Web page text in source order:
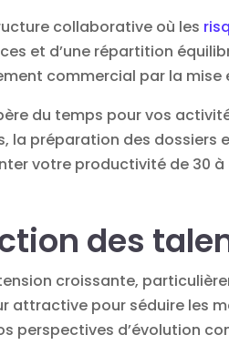
collaborative où les
et d’une répartition
commercial par la mise
du temps pour vos
la préparation des
votre productivité de 30 à
des
croissante,
attractive pour séduire les
perspectives d’évolution